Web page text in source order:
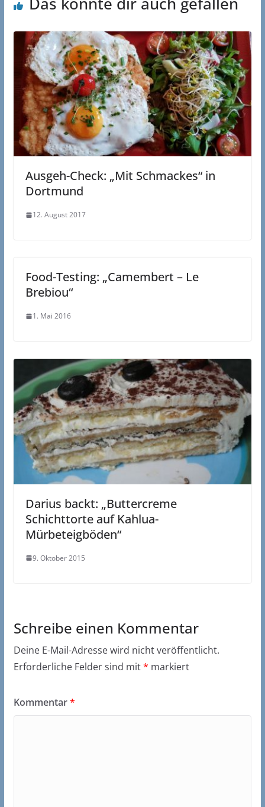
Ausgeh-Check: „Mit Schmackes“ in
Dortmund
12. August 2017
Food-Testing: „Camembert – Le
Brebiou“
1. Mai 2016
Darius backt: „Buttercreme
Schichttorte auf Kahlua-
Mürbeteigböden“
9. Oktober 2015
Schreibe einen Kommentar
Deine E-Mail-Adresse wird nicht veröffentlicht.
Erforderliche Felder sind mit* markiert
Kommentar*